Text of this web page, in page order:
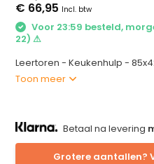
€ 66,95 Incl. btw
Voor 23:59 besteld,
22) ⚠
Leertoren - Keukenhulp -
Toon meer
Betaal na levering
Grotere aantallen?